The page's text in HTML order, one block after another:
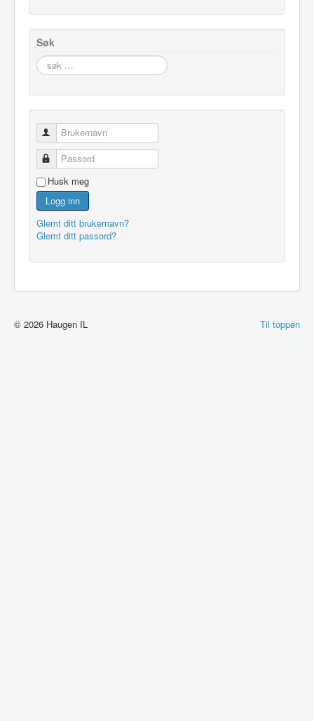
Søk
søk
…
Brukernavn
Passord
Husk meg
Logg inn
Glemt ditt brukernavn?
Glemt ditt passord?
Til toppen
© 2026 Haugen IL